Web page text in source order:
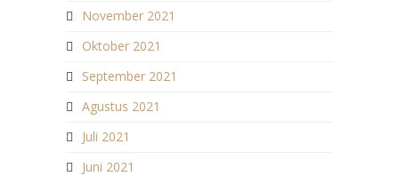
November 2021
Oktober 2021
September 2021
Agustus 2021
Juli 2021
Juni 2021